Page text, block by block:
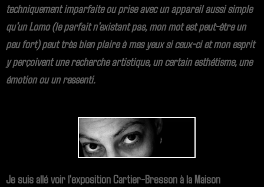
techniquement imparfaite ou prise avec un appareil aussi simple
qu'un Lomo (le parfait n'existant pas, mon mot est peut-être un
peu fort) peut très bien plaire à mes yeux si ceux-ci et mon esprit
y perçoivent une recherche artistique, un certain esthétisme, une
émotion ou un ressenti.
Je suis allé voir l'exposition Cartier-Bresson à la Maison